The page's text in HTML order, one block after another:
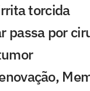
torcida
passa por